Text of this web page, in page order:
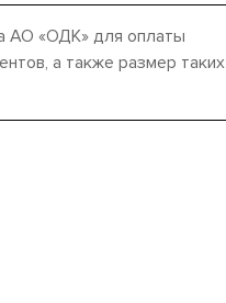
АО «ОДК» для оплаты
а также размер таких